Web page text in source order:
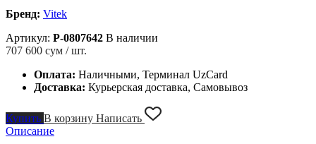
Бренд: Vitek
Артикул: P-0807642 В наличии
707 600 сум / шт.
Оплата: Наличными, Терминал UzCard
Доставка: Курьерская доставка, Самовывоз
Купить В корзину Написать
Описание